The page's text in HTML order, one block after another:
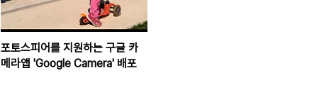
포토스피어를 지원하는 구글 카
메라앱 'Google Camera' 배포